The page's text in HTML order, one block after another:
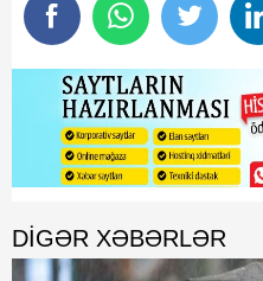
DIGƏR XƏBƏRLƏR